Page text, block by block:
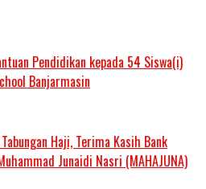
Pendidikan kepada 54 Siswa(i)
Banjarmasin
Haji, Terima Kasih Bank
Junaidi Nasri (MAHAJUNA)